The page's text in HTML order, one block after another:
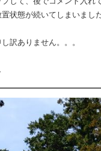
状態が続いてしまいまし
訳ありません。。。